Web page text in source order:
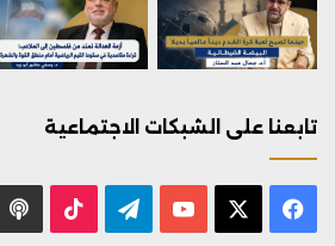
تابعنا على الشبكات الاجتماعية
فيسبوك يوتيوب تيلقرام ‫TikTok